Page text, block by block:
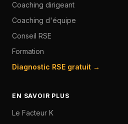
Coaching dirigeant
Coaching d'équipe
Conseil RSE
Formation
Diagnostic RSE gratuit →
EN SAVOIR PLUS
Le Facteur K